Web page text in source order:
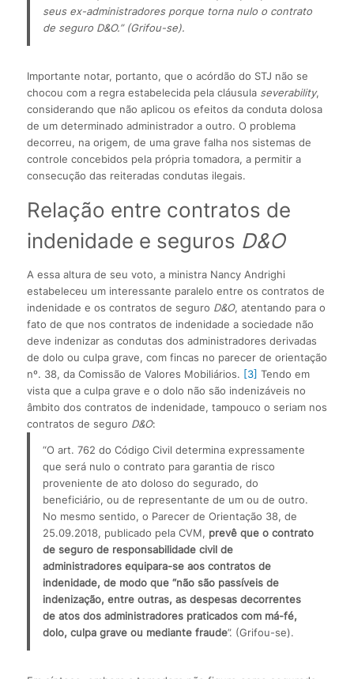
seus ex-administradores porque torna nulo o contrato
de seguro D&O.” (Grifou-se).
Importante notar, portanto, que o acórdão do STJ não se
chocou com a regra estabelecida pela cláusula severability,
considerando que não aplicou os efeitos da conduta dolosa
de um determinado administrador a outro. O problema
decorreu, na origem, de uma grave falha nos sistemas de
controle concebidos pela própria tomadora, a permitir a
consecução das reiteradas condutas ilegais.
Relação entre contratos de
indenidade e seguros D&O
A essa altura de seu voto, a ministra Nancy Andrighi
estabeleceu um interessante paralelo entre os contratos de
indenidade e os contratos de seguro D&O, atentando para o
fato de que nos contratos de indenidade a sociedade não
deve indenizar as condutas dos administradores derivadas
de dolo ou culpa grave, com fincas no parecer de orientação
nº. 38, da Comissão de Valores Mobiliários. [3] Tendo em
vista que a culpa grave e o dolo não são indenizáveis no
âmbito dos contratos de indenidade, tampouco o seriam nos
contratos de seguro D&O:
“O art. 762 do Código Civil determina expressamente
que será nulo o contrato para garantia de risco
proveniente de ato doloso do segurado, do
beneficiário, ou de representante de um ou de outro.
No mesmo sentido, o Parecer de Orientação 38, de
25.09.2018, publicado pela CVM, prevê que o contrato
de seguro de responsabilidade civil de
administradores equipara-se aos contratos de
indenidade, de modo que “não são passíveis de
indenização, entre outras, as despesas decorrentes
de atos dos administradores praticados com má-fé,
dolo, culpa grave ou mediante fraude”. (Grifou-se).